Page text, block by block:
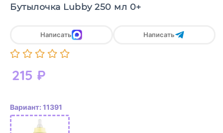
Бутылочка Lubby 250 мл 0+
215 ₽
Написать Написать
Вариант: 11391